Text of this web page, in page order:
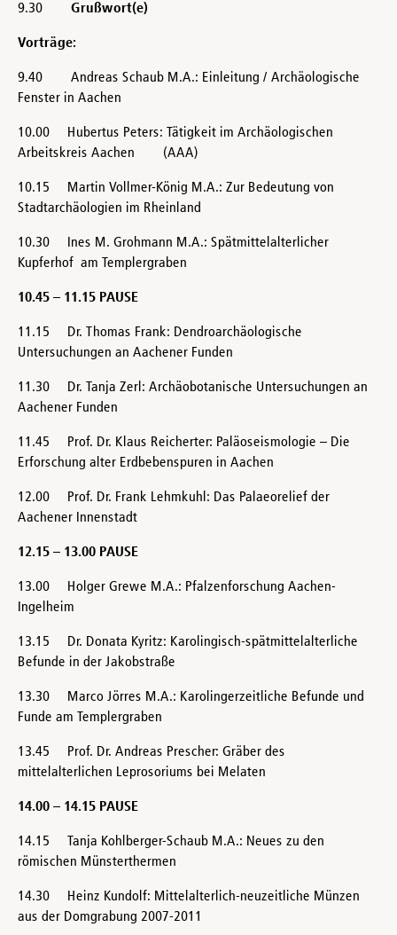
9.30 Grußwort(e)
Vorträge:
9.40 Andreas Schaub M.A.: Einleitung / Archäologische
Fenster in Aachen
10.00 Hubertus Peters: Tätigkeit im Archäologischen
Arbeitskreis Aachen (AAA)
10.15 Martin Vollmer-König M.A.: Zur Bedeutung von
Stadtarchäologien im Rheinland
10.30 Ines M. Grohmann M.A.: Spätmittelalterlicher
Kupferhof am Templergraben
10.45 – 11.15 PAUSE
11.15 Dr. Thomas Frank: Dendroarchäologische
Untersuchungen an Aachener Funden
11.30 Dr. Tanja Zerl: Archäobotanische Untersuchungen an
Aachener Funden
11.45 Prof. Dr. Klaus Reicherter: Paläoseismologie – Die
Erforschung alter Erdbebenspuren in Aachen
12.00 Prof. Dr. Frank Lehmkuhl: Das Palaeorelief der
Aachener Innenstadt
12.15 – 13.00 PAUSE
13.00 Holger Grewe M.A.: Pfalzenforschung Aachen-
Ingelheim
13.15 Dr. Donata Kyritz: Karolingisch-spätmittelalterliche
Befunde in der Jakobstraße
13.30 Marco Jörres M.A.: Karolingerzeitliche Befunde und
Funde am Templergraben
13.45 Prof. Dr. Andreas Prescher: Gräber des
mittelalterlichen Leprosoriums bei Melaten
14.00 – 14.15 PAUSE
14.15 Tanja Kohlberger-Schaub M.A.: Neues zu den
römischen Münsterthermen
14.30 Heinz Kundolf: Mittelalterlich-neuzeitliche Münzen
aus der Domgrabung 2007-2011